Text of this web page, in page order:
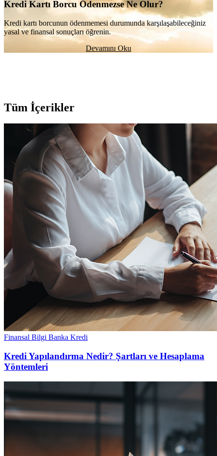
Kredi Kartı Borcu Ödenmezse Ne Olur?
Kredi kartı borcunun ödenmemesi durumunda karşılaşabileceğiniz
yasal ve finansal sonuçları öğrenin.
Devamını Oku
Tüm İçerikler
Finansal Bilgi Banka Kredi
Kredi Yapılandırma Nedir? Şartları ve Hesaplama
Yöntemleri